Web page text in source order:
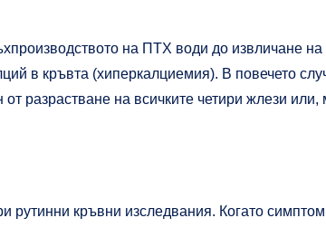
на ПТХ води до извличане на
в кръвта (хиперкалциемия). В повечето
разрастване на всичките четири жлези или,
кръвни изследвания. Когато